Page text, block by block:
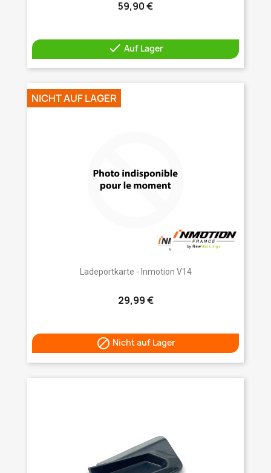
59,90 €
 Auf Lager
Ladeportkarte - Inmotion V14
29,99 €
 Nicht auf Lager
NICHT AUF LAGER